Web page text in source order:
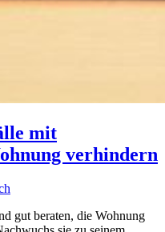
mit
verhindern
gut beraten, die Wohnung